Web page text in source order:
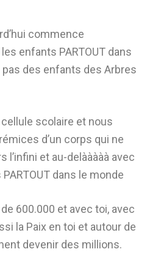
commence
enfants PARTOUT dans
pas des enfants des Arbres
scolaire et nous
d’un corps qui ne
l’infini et au-delààààà avec
dans le monde
600.000 et avec toi, avec
la Paix en toi et autour de
devenir des millions.